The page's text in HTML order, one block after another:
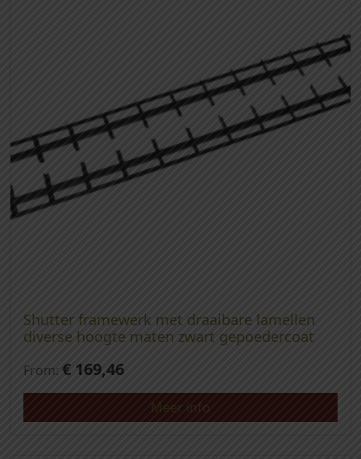
Shutter framewerk met draaibare lamellen
diverse hoogte maten zwart gepoedercoat
From: € 169,46
Meer info